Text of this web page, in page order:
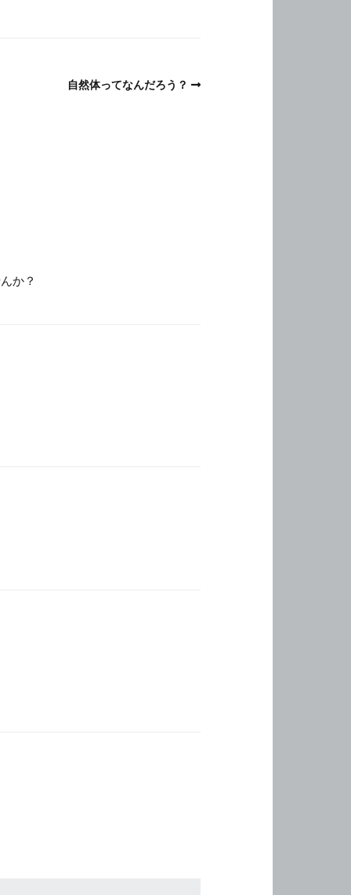
自然体ってなんだろう？
か？